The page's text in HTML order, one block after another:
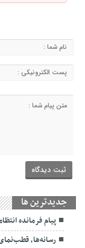
جديدترين ها
پیام فرمانده
رسانه‌ها،